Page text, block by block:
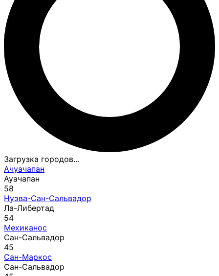
Загрузка городов...
Ачуачапан
Ауачапан
58
Нуэва-Сан-Сальвадор
Ла-Либертад
54
Мехиканос
Сан-Сальвадор
45
Сан-Маркос
Сан-Сальвадор